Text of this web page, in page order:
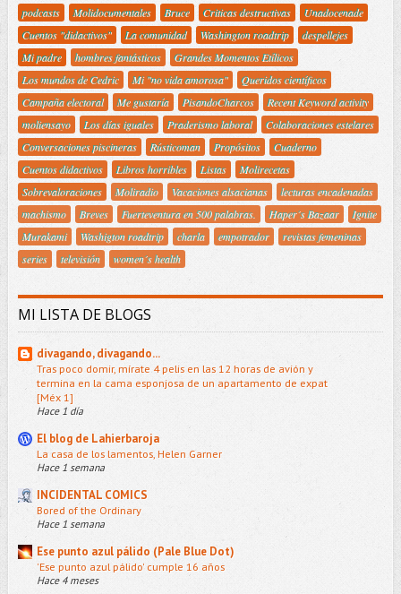
podcasts
Molidocumentales Bruce Criticas destructivas
Unadocenade
Cuentos "didactivos"
La comunidad Washington roadtrip
despellejes
Mi padre
hombres fantásticos
Grandes Momentos Etílicos
Los mundos de Cedric
Mi "no vida amorosa"
Queridos científicos
Campaña electoral
Me gustaría PisandoCharcos
Recent Keyword activity
moliensayo
Los días iguales Praderismo laboral
Colaboraciones estelares
Conversaciones piscineras
Rústicoman Propósitos
Cuaderno
Cuentos didactivos
Libros horribles Listas
Molirecetas
Sobrevaloraciones
Moliradio Vacaciones alsacianas
lecturas encadenadas
machismo
Breves Fuerteventura en 500 palabras. Haper´s Bazaar
Ignite
Murakami
Washigton roadtrip charla empotrador
revistas femeninas
series
televisión women´s health
MI LISTA DE BLOGS
divagando, divagando...
Tras poco domir, mírate 4 pelis en las 12 horas de avión y
termina en la cama esponjosa de un apartamento de expat
[Méx 1]
Hace 1 día
El blog de Lahierbaroja
La casa de los lamentos, Helen Garner
Hace 1 semana
INCIDENTAL COMICS
Bored of the Ordinary
Hace 1 semana
Ese punto azul pálido (Pale Blue Dot)
'Ese punto azul pálido' cumple 16 años
Hace 4 meses